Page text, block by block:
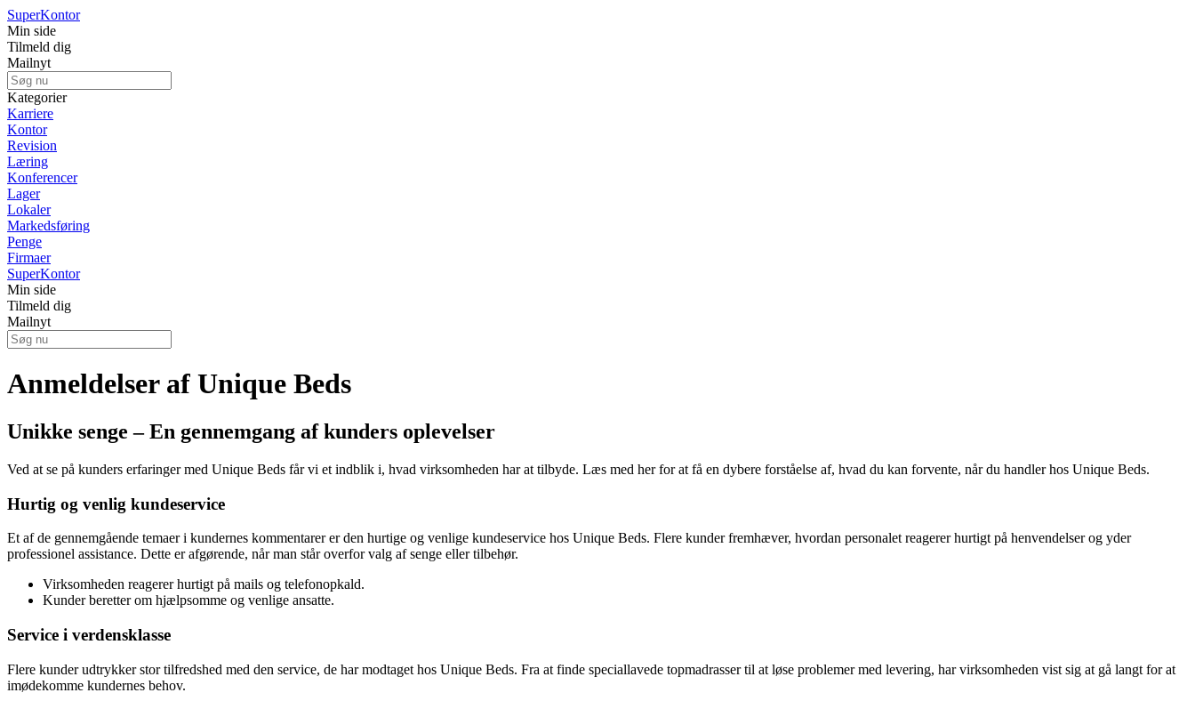
SuperKontor
Min side
Tilmeld dig
Mailnyt
Kategorier
Karriere
Kontor
Revision
Læring
Konferencer
Lager
Lokaler
Markedsføring
Penge
Firmaer
SuperKontor
Min side
Tilmeld dig
Mailnyt
Anmeldelser af Unique Beds
Unikke senge – En gennemgang af kunders oplevelser
Ved at se på kunders erfaringer med Unique Beds får vi et indblik i, hvad virksomheden har at tilbyde. Læs med her for at få en dybere forståelse af, hvad du kan forvente, når du handler hos Unique Beds.
Hurtig og venlig kundeservice
Et af de gennemgående temaer i kundernes kommentarer er den hurtige og venlige kundeservice hos Unique Beds. Flere kunder fremhæver, hvordan personalet reagerer hurtigt på henvendelser og yder
professionel assistance. Dette er afgørende, når man står overfor valg af senge eller tilbehør.
Virksomheden reagerer hurtigt på mails og telefonopkald.
Kunder beretter om hjælpsomme og venlige ansatte.
Service i verdensklasse
Flere kunder udtrykker stor tilfredshed med den service, de har modtaget hos Unique Beds. Fra at finde speciallavede topmadrasser til at løse problemer med levering, har virksomheden vist sig at gå langt for at
imødekomme kundernes behov.